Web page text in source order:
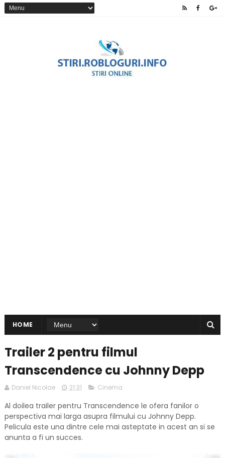
HOME
Trailer 2 pentru filmul
Transcendence cu Johnny Depp
Daniel Nicolae 21:31 Cinema
Al doilea trailer pentru Transcendence le ofera fanilor o
perspectiva mai larga asupra filmului cu Johnny Depp.
Pelicula este una dintre cele mai asteptate in acest an si se
anunta a fi un succes.